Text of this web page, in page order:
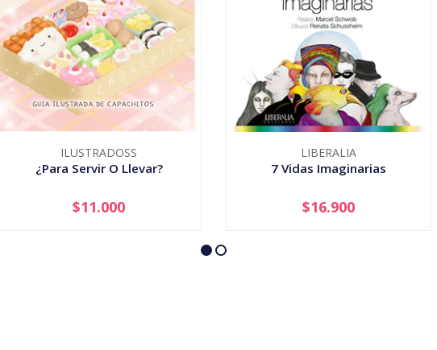
ILUSTRADOSS
¿Para Servir O Llevar?
+
$11.000
LIBERALIA
7 Vidas Imaginarias
+
$16.900